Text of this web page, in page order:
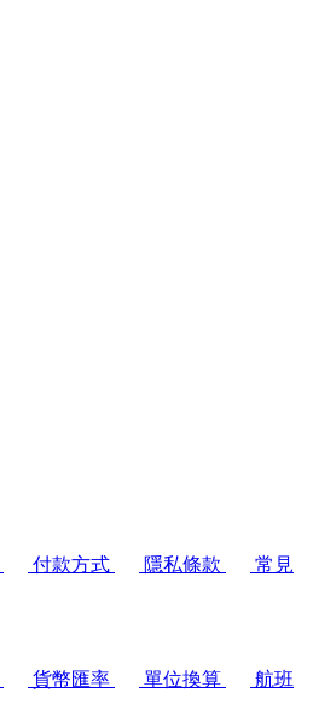
付款方式 隱私條款
常見
貨幣匯率 單位換算
航班